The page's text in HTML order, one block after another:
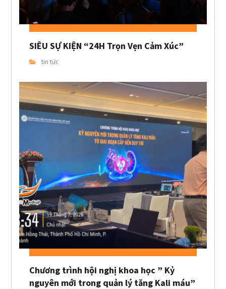
SIÊU SỰ KIỆN “24H Trọn Vẹn Cảm Xúc”
tin tức
Chương trình hội nghị khoa học ” Kỷ
nguyên mới trong quản lý tăng Kali máu”